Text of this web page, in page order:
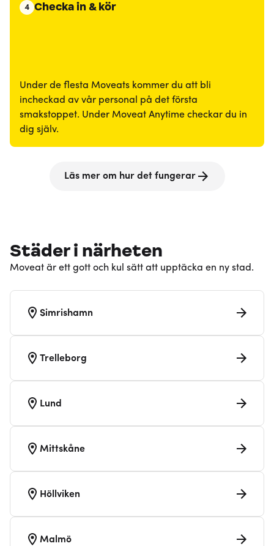
4 Checka in & kör
Under de flesta Moveats kommer du att bli
incheckad av vår personal på det första
smakstoppet. Under Moveat Anytime checkar du in
dig själv.
Läs mer om hur det fungerar
Städer i närheten
Moveat är ett gott och kul sätt att upptäcka en ny stad.
Simrishamn
Trelleborg
Lund
Mittskåne
Höllviken
Malmö